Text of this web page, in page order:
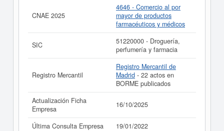
Si está interesado en conocer más datos de la empresa
INDUSTRIAS OPTICAS PEDRO MARTIN S.L. puede
acceder inmediatamente a este Informe ampliadode
INDUSTRIAS OPTICAS PEDRO MARTIN S.L. y
consultar los resultados de sus años de actividad, así
como los balances y cuentas de resultados disponibles.
La última actualización del informe de empresa se ha
realizado el 16/10/2025.
CNAE 2025
4646 - Comercio al por
mayor de productos
farmacéuticos y médicos
SIC
51220000 - Droguería,
perfumería y farmacia
Registro Mercantil
Registro Mercantil de
Madrid - 22 actos en
BORME publicados
Actualización Ficha
Empresa
16/10/2025
Última Consulta Empresa
19/01/2022